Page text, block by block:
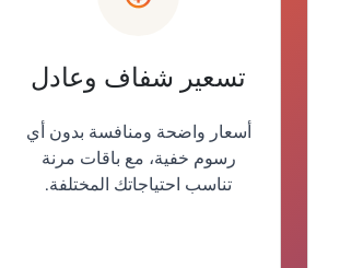
تسعير شفاف وعادل
أسعار واضحة ومنافسة بدون أي
رسوم خفية، مع باقات مرنة
تناسب احتياجاتك المختلفة.